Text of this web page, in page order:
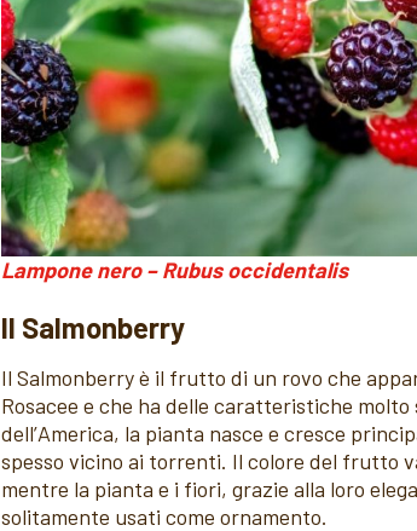
Lampone nero – Rubus occidentalis
Il Salmonberry
Il Salmonberry è il frutto di un rovo che
Rosacee e che ha delle caratteristiche molto
dell’America, la pianta nasce e cresce
spesso vicino ai torrenti. Il colore del frutto
mentre la pianta e i fiori, grazie alla loro
solitamente usati come ornamento.